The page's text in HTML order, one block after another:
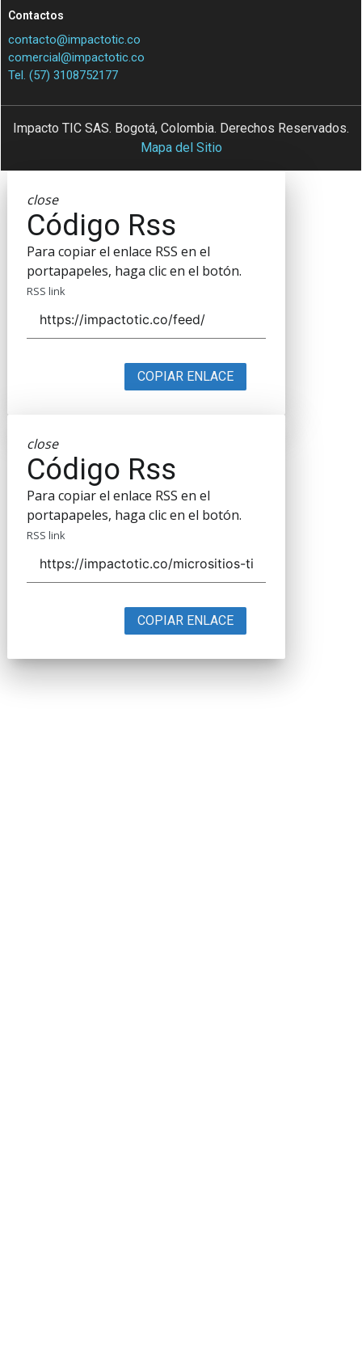
Contactos
contacto@impactotic.co
comercial@impactotic.co
Tel. (57) 3108752177
Impacto TIC SAS. Bogotá, Colombia. Derechos Reservados.
Mapa del Sitio
close
Código Rss
Para copiar el enlace RSS en el
portapapeles, haga clic en el botón.
RSS link
COPIAR ENLACE
close
Código Rss
Para copiar el enlace RSS en el
portapapeles, haga clic en el botón.
RSS link
COPIAR ENLACE